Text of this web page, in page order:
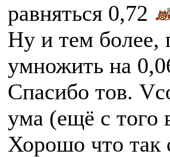
равняться 0,72
Ну и тем более,
умножить на
Спасибо тов.
ума (ещё с того
Хорошо что так